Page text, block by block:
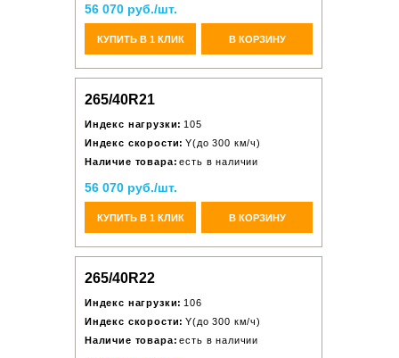
56 070 руб./шт.
КУПИТЬ В 1 КЛИК В КОРЗИНУ
265/40R21
Индекс нагрузки: 105
Индекс скорости: Y(до 300 км/ч)
Наличие товара: есть в наличии
56 070 руб./шт.
КУПИТЬ В 1 КЛИК В КОРЗИНУ
265/40R22
Индекс нагрузки: 106
Индекс скорости: Y(до 300 км/ч)
Наличие товара: есть в наличии